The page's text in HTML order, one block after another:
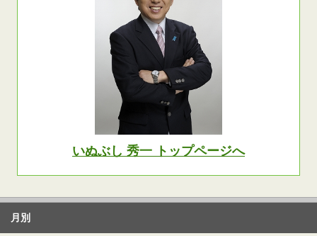
いぬぶし 秀一 トップページへ
月別